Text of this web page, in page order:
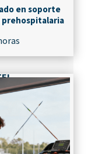
en soporte